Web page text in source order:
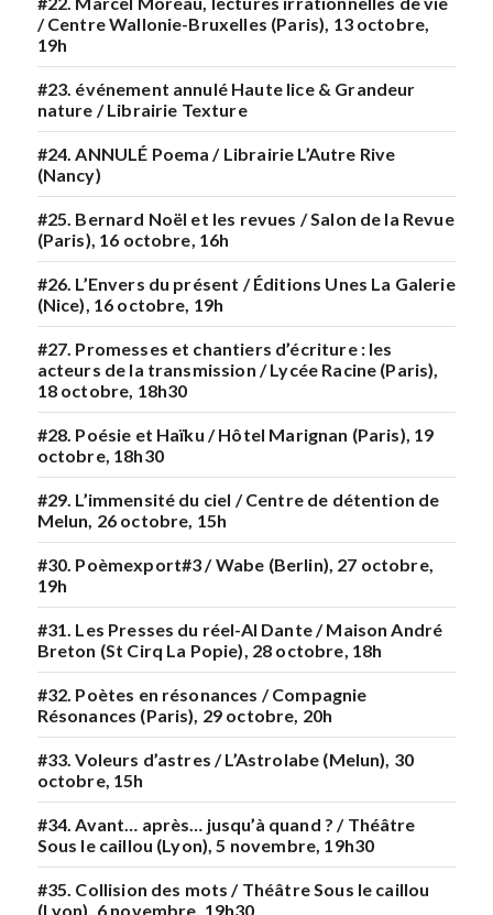
/ Centre Wallonie-Bruxelles (Paris), 13 octobre,
19h
#23. événement annulé Haute lice & Grandeur
nature / Librairie Texture
#24. ANNULÉ Poema / Librairie L’Autre Rive
(Nancy)
#25. Bernard Noël et les revues / Salon de la Revue
(Paris), 16 octobre, 16h
#26. L’Envers du présent / Éditions Unes La Galerie
(Nice), 16 octobre, 19h
#27. Promesses et chantiers d’écriture : les
acteurs de la transmission / Lycée Racine (Paris),
18 octobre, 18h30
#28. Poésie et Haïku / Hôtel Marignan (Paris), 19
octobre, 18h30
#29. L’immensité du ciel / Centre de détention de
Melun, 26 octobre, 15h
#30. Poèmexport#3 / Wabe (Berlin), 27 octobre,
19h
#31. Les Presses du réel-Al Dante / Maison André
Breton (St Cirq La Popie), 28 octobre, 18h
#32. Poètes en résonances / Compagnie
Résonances (Paris), 29 octobre, 20h
#33. Voleurs d’astres / L’Astrolabe (Melun), 30
octobre, 15h
#34. Avant… après… jusqu’à quand ? / Théâtre
Sous le caillou (Lyon), 5 novembre, 19h30
#35. Collision des mots / Théâtre Sous le caillou
(Lyon), 6 novembre, 19h30